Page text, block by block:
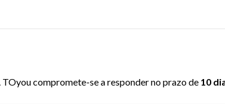
TOyou compromete-se a responder no prazo de 10